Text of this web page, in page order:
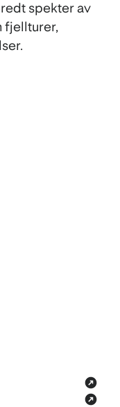
spekter av
fjellturer,